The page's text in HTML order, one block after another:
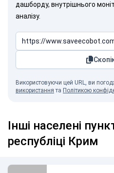
дашборду, внутрішнього
аналізу.
Використовуючи цей URL, ви
використання та Політикою
Інші населені
республіці Крим